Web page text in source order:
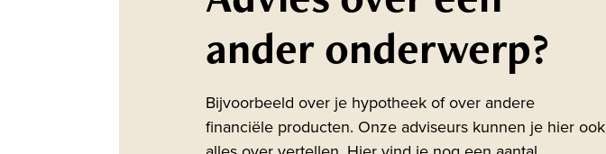
ander onderwerp?
Bijvoorbeeld over je hypotheek of over andere
financiële producten. Onze adviseurs kunnen je hier ook